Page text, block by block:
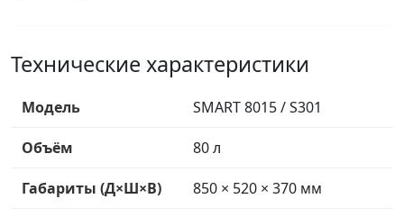
Технические характеристики
Модель SMART 8015 / S301
Объём 80 л
Габариты (Д×Ш×В) 850 × 520 × 370 мм